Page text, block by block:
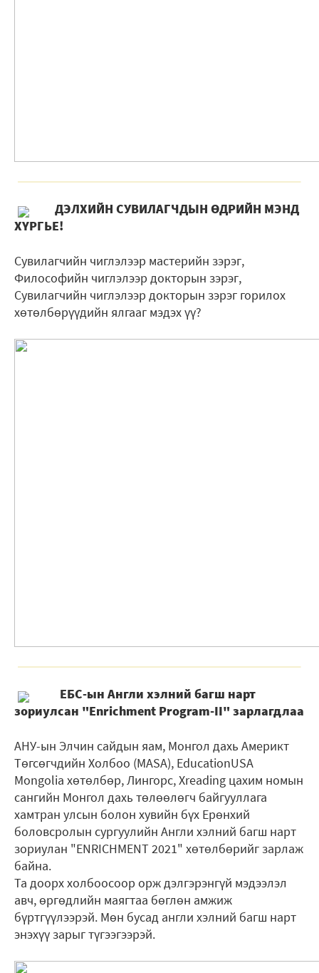
ДЭЛХИЙН СУВИЛАГЧДЫН ӨДРИЙН МЭНД
ХҮРГЬЕ!
Сувилагчийн чиглэлээр мастерийн зэрэг,
Философийн чиглэлээр докторын зэрэг,
Сувилагчийн чиглэлээр докторын зэрэг горилох
хөтөлбөрүүдийн ялгааг мэдэх үү?
ЕБС-ын Англи хэлний багш нарт
зориулсан "Enrichment Program-II" зарлагдлаа
АНУ-ын Элчин сайдын яам, Монгол дахь Америкт
Төгсөгчдийн Холбоо (MASA), EducationUSA
Mongolia хөтөлбөр, Лингорс, Xreading цахим номын
сангийн Монгол дахь төлөөлөгч байгууллага
хамтран улсын болон хувийн бүх Ерөнхий
боловсролын сургуулийн Англи хэлний багш нарт
зориулан "ENRICHMENT 2021" хөтөлбөрийг зарлаж
байна.
Та доорх холбоосоор орж дэлгэрэнгүй мэдээлэл
авч, өргөдлийн маягтаа бөглөн амжиж
бүртгүүлээрэй. Мөн бусад англи хэлний багш нарт
энэхүү зарыг түгээгээрэй.